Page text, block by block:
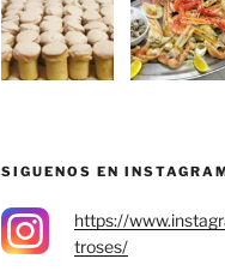
SIGUENOS EN
https://
troses/